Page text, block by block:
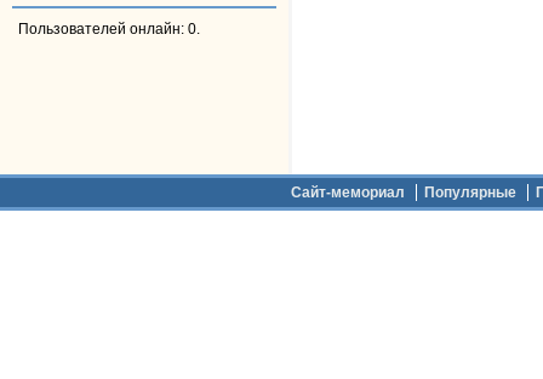
Пользователей онлайн: 0.
Сайт-мемориал Популярные